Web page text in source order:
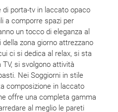
porta-tv in laccato opaco
a comporre spazi per
un tocco di eleganza al
zona giorno attrezzano
ci si dedica al relax, si sta
si svolgono attività
Nei Soggiorni in stile
composizione in laccato
offre una completa gamma
al meglio le pareti